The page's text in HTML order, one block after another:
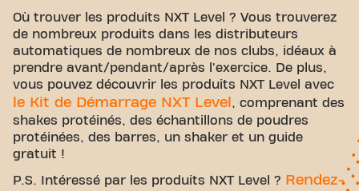
Où trouver les produits NXT Level ? Vous trouverez
de nombreux produits dans les distributeurs
automatiques de nombreux de nos clubs, idéaux à
prendre avant/pendant/après l'exercice. De plus,
vous pouvez découvrir les produits NXT Level avec
le Kit de Démarrage NXT Level , comprenant des
shakes protéinés, des échantillons de poudres
protéinées, des barres, un shaker et un guide
gratuit !
P.S. Intéressé par les produits NXT Level ? Rendez-